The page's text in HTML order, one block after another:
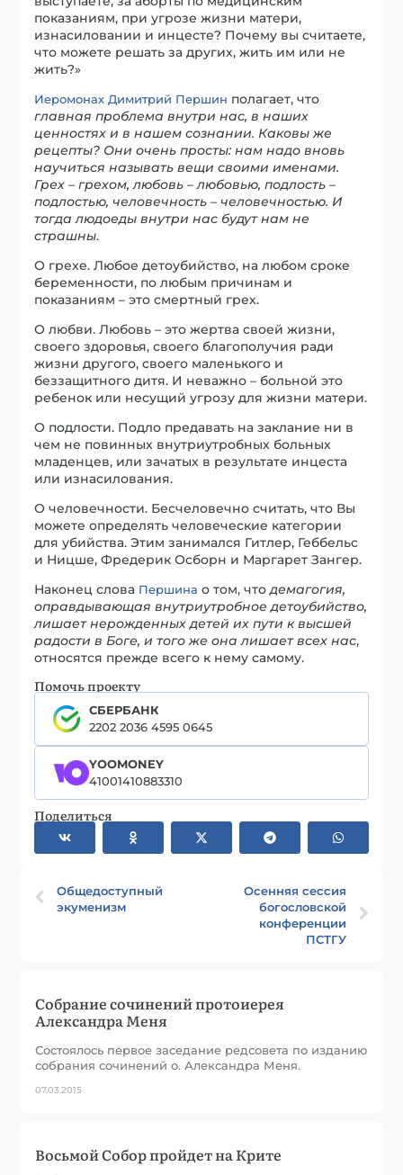
показаниям, при угрозе жизни матери,
изнасиловании и инцесте? Почему вы считаете,
что можете решать за других, жить им или не
жить?»
Иеромонах Димитрий Першин полагает, что
главная проблема внутри нас, в наших
ценностях и в нашем сознании. Каковы же
рецепты? Они очень просты: нам надо вновь
научиться называть вещи своими именами.
Грех – грехом, любовь – любовью, подлость –
подлостью, человечность – человечностью. И
тогда людоеды внутри нас будут нам не
страшны.
О грехе. Любое детоубийство, на любом сроке
беременности, по любым причинам и
показаниям – это смертный грех.
О любви. Любовь – это жертва своей жизни,
своего здоровья, своего благополучия ради
жизни другого, своего маленького и
беззащитного дитя. И неважно – больной это
ребенок или несущий угрозу для жизни матери.
О подлости. Подло предавать на заклание ни в
чем не повинных внутриутробных больных
младенцев, или зачатых в результате инцеста
или изнасилования.
О человечности. Бесчеловечно считать, что Вы
можете определять человеческие категории
для убийства. Этим занимался Гитлер, Геббельс
и Ницше, Фредерик Осборн и Маргарет Зангер.
Наконец слова Першина о том, чтодемагогия,
оправдывающая внутриутробное детоубийство,
лишает нерожденных детей их пути к высшей
радости в Боге, и того же она лишает всех нас,
относятся прежде всего к нему самому.
Помочь проекту
СБЕРБАНК
2202 2036 4595 0645
YOOMONEY
41001410883310
Поделиться
Общедоступный
экуменизм
Осенняя сессия
богословской
конференции
ПСТГУ
Собрание сочинений протоиерея
Александра Меня
Состоялось первое заседание редсовета по изданию
собрания сочинений о. Александра Меня.
07.03.2015
Восьмой Собор пройдет на Крите